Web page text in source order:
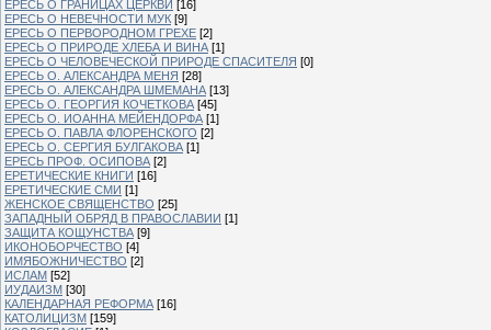
ЕРЕСЬ О ГРАНИЦАХ ЦЕРКВИ [16]
ЕРЕСЬ О НЕВЕЧНОСТИ МУК [9]
ЕРЕСЬ О ПЕРВОРОДНОМ ГРЕХЕ [2]
ЕРЕСЬ О ПРИРОДЕ ХЛЕБА И ВИНА [1]
ЕРЕСЬ О ЧЕЛОВЕЧЕСКОЙ ПРИРОДЕ СПАСИТЕЛЯ [0]
ЕРЕСЬ О. АЛЕКСАНДРА МЕНЯ [28]
ЕРЕСЬ О. АЛЕКСАНДРА ШМЕМАНА [13]
ЕРЕСЬ О. ГЕОРГИЯ КОЧЕТКОВА [45]
ЕРЕСЬ О. ИОАННА МЕЙЕНДОРФА [1]
ЕРЕСЬ О. ПАВЛА ФЛОРЕНСКОГО [2]
ЕРЕСЬ О. СЕРГИЯ БУЛГАКОВА [1]
ЕРЕСЬ ПРОФ. ОСИПОВА [2]
ЕРЕТИЧЕСКИЕ КНИГИ [16]
ЕРЕТИЧЕСКИЕ СМИ [1]
ЖЕНСКОЕ СВЯЩЕНСТВО [25]
ЗАПАДНЫЙ ОБРЯД В ПРАВОСЛАВИИ [1]
ЗАЩИТА КОЩУНСТВА [9]
ИКОНОБОРЧЕСТВО [4]
ИМЯБОЖНИЧЕСТВО [2]
ИСЛАМ [52]
ИУДАИЗМ [30]
КАЛЕНДАРНАЯ РЕФОРМА [16]
КАТОЛИЦИЗМ [159]